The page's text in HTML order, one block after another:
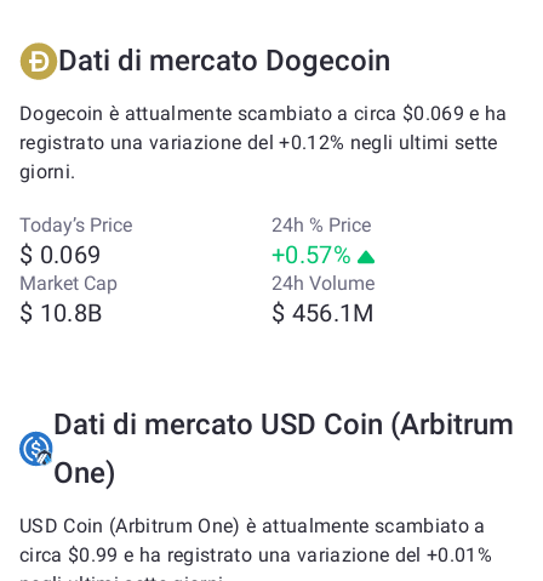
Dati di mercato Dogecoin
Dogecoin è attualmente scambiato a circa $0.069 e ha
registrato una variazione del +0.12% negli ultimi sette
giorni.
Today’s Price
$ 0.069
24h % Price
+0.57%
Market Cap
$ 10.8B
24h Volume
$ 456.1M
Dati di mercato USD Coin (Arbitrum
One)
USD Coin (Arbitrum One) è attualmente scambiato a
circa $0.99 e ha registrato una variazione del +0.01%